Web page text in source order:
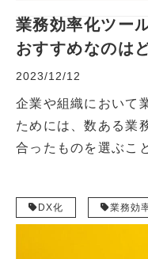
業務効率化ツー
おすすめなのは
2023/12/12
企業や組織において
ためには、数ある業
合ったものを選ぶこ
DX化 業務効